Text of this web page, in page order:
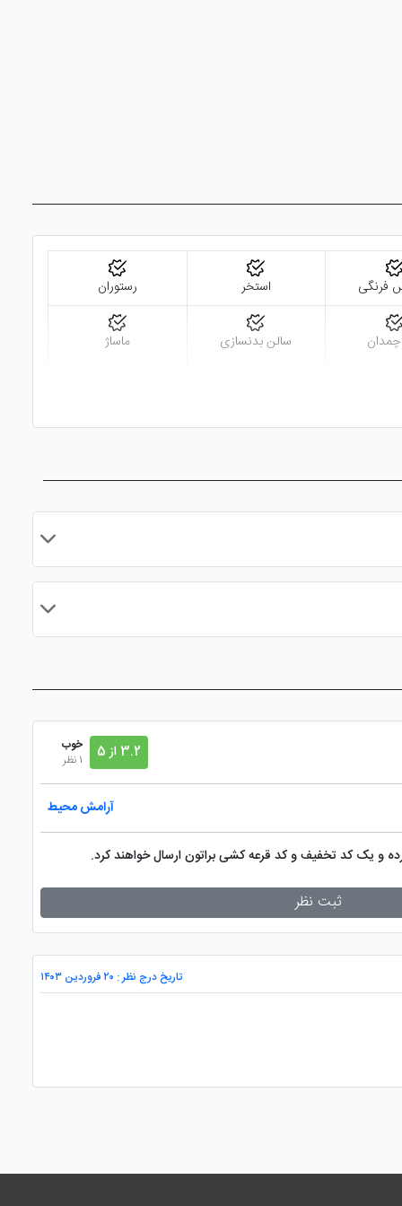
شوید.
خدمات و امکانات دیگری همچون لاندری، روم سرویس به صورت رایگان، خدمات ترانسفر فرودگاهی مشمول هزینه، پذیرش 24 ساعته، اتاق چمدان، خدمات مناسب
را سپری نمایید.
امتیاز ویژه در باشگاه مشتریان، تخفیف های واقعی و ... همراه کاربران سایت خود
میتوانید با رزرو تور وهتل دبی خدمات دیگری نیز دریافت
فرنگی استخر رستوران
چمدان سالن بدنسازی ماساژ
3.2 از 5
خوب
1 نظر
آرامش محیط
و یک کد تخفیف و کد قرعه کشی براتون ارسال خواهند کرد.
ثبت نظر
تاریخ درج نظر : ۲۰ فروردین ۱۴۰۳